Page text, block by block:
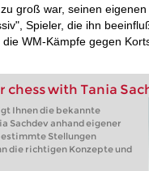
groß war, seinen
Spieler, die ihn
WM-Kämpfe gegen
chess with Tania
Ihnen die bekannte
Sachdev anhand eigener
Stellungen
die richtigen Konzepte und